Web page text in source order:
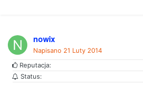
nowix
Napisano 21 Luty 2014
Reputacja:
Status: